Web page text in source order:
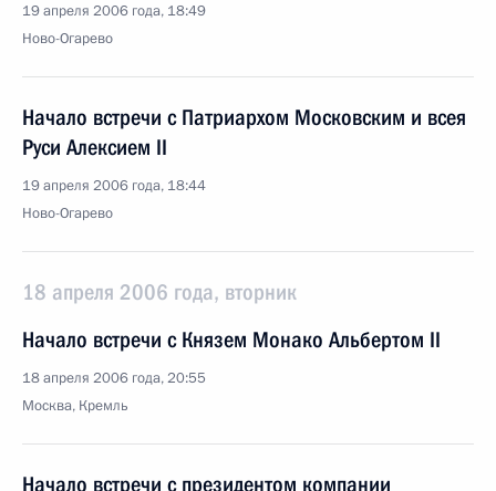
19 апреля 2006 года, 18:49
Ново-Огарево
Начало встречи с Патриархом Московским и всея
Руси Алексием II
19 апреля 2006 года, 18:44
Ново-Огарево
18 апреля 2006 года, вторник
Начало встречи с Князем Монако Альбертом II
18 апреля 2006 года, 20:55
Москва, Кремль
Начало встречи с президентом компании